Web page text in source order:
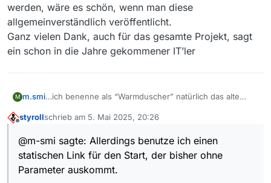
werden, wäre es schön, wenn man diese
allgemeinverständlich veröffentlicht.
Ganz vielen Dank, auch für das gesamte Projekt, sagt
ein schon in die Jahre gekommener IT’ler
M m.smi…ich benenne als “Warmduscher” natürlich das alte
das, aus dem ZIP File entpackte an die Position zu
Die Umstellung der JAVA Runtime habe natürlich
beachtet :).
Allerdings benutze ich einen statischen Link für den
Start, der bisher ohne Parameter auskommt.
styrollschrieb am 5. Mai 2025, 20:26
zuletzt editiert von
@m-smi sagte: Allerdings benutze ich einen
statischen Link für den Start, der bisher ohne
Parameter auskommt.